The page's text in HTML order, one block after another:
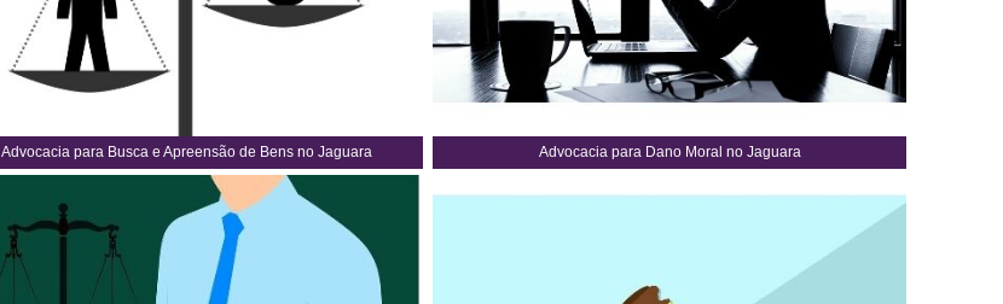
Advocacia para Busca e Apreensão de Bens no Jaguara Advocacia para Dano Moral no Jaguara